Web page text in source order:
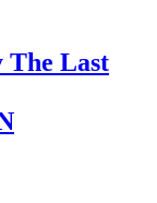
The Last